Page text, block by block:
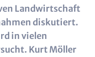
Landwirtschaft
diskutiert.
in vielen
Kurt Möller